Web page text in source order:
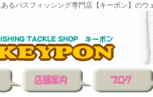
るバスフィッシング専門店【キーポン】のウ